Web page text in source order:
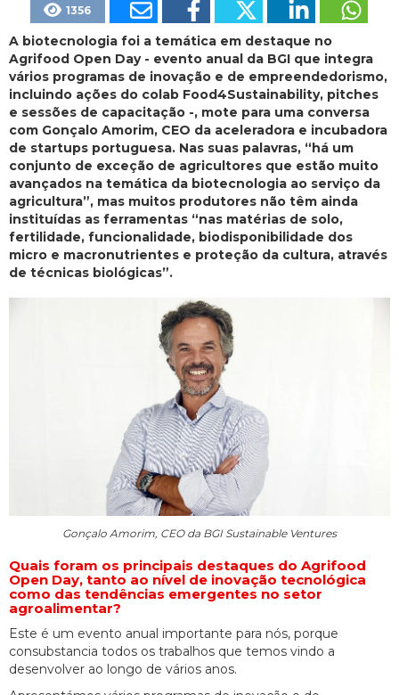
1356
A biotecnologia foi a temática em destaque no
Agrifood Open Day - evento anual da BGI que integra
vários programas de inovação e de empreendedorismo,
incluindo ações do colab Food4Sustainability, pitches
e sessões de capacitação -, mote para uma conversa
com Gonçalo Amorim, CEO da aceleradora e incubadora
de startups portuguesa. Nas suas palavras, “há um
conjunto de exceção de agricultores que estão muito
avançados na temática da biotecnologia ao serviço da
agricultura”, mas muitos produtores não têm ainda
instituídas as ferramentas “nas matérias de solo,
fertilidade, funcionalidade, biodisponibilidade dos
micro e macronutrientes e proteção da cultura, através
de técnicas biológicas”.
Gonçalo Amorim, CEO da BGI Sustainable Ventures
Quais foram os principais destaques do Agrifood
Open Day, tanto ao nível de inovação tecnológica
como das tendências emergentes no setor
agroalimentar?
Este é um evento anual importante para nós, porque
consubstancia todos os trabalhos que temos vindo a
desenvolver ao longo de vários anos.